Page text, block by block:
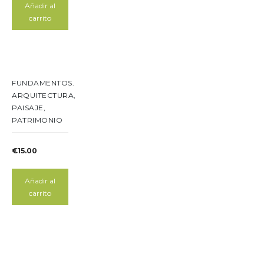
Añadir al
carrito
FUNDAMENTOS.
ARQUITECTURA,
PAISAJE,
PATRIMONIO
€15.00
Añadir al
carrito